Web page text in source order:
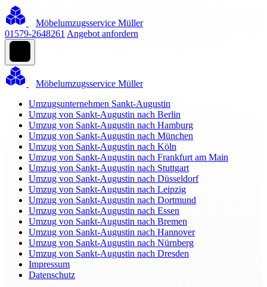
Möbelumzugsservice Müller
01579-2648261 Angebot anfordern
Möbelumzugsservice Müller
Umzugsunternehmen Sankt-Augustin
Umzug von Sankt-Augustin nach Berlin
Umzug von Sankt-Augustin nach Hamburg
Umzug von Sankt-Augustin nach München
Umzug von Sankt-Augustin nach Köln
Umzug von Sankt-Augustin nach Frankfurt am Main
Umzug von Sankt-Augustin nach Stuttgart
Umzug von Sankt-Augustin nach Düsseldorf
Umzug von Sankt-Augustin nach Leipzig
Umzug von Sankt-Augustin nach Dortmund
Umzug von Sankt-Augustin nach Essen
Umzug von Sankt-Augustin nach Bremen
Umzug von Sankt-Augustin nach Hannover
Umzug von Sankt-Augustin nach Nürnberg
Umzug von Sankt-Augustin nach Dresden
Impressum
Datenschutz